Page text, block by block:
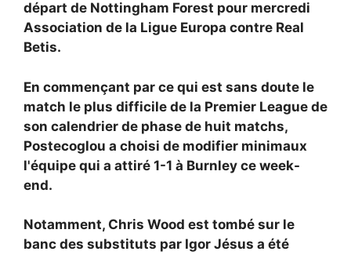
départ de Nottingham Forest pour mercredi
Association de la Ligue Europa contre Real
Betis.
En commençant par ce qui est sans doute le
match le plus difficile de la Premier League de
son calendrier de phase de huit matchs,
Postecoglou a choisi de modifier minimaux
l'équipe qui a attiré 1-1 à Burnley ce week-
end.
Notamment, Chris Wood est tombé sur le
banc des substituts par Igor Jésus a été